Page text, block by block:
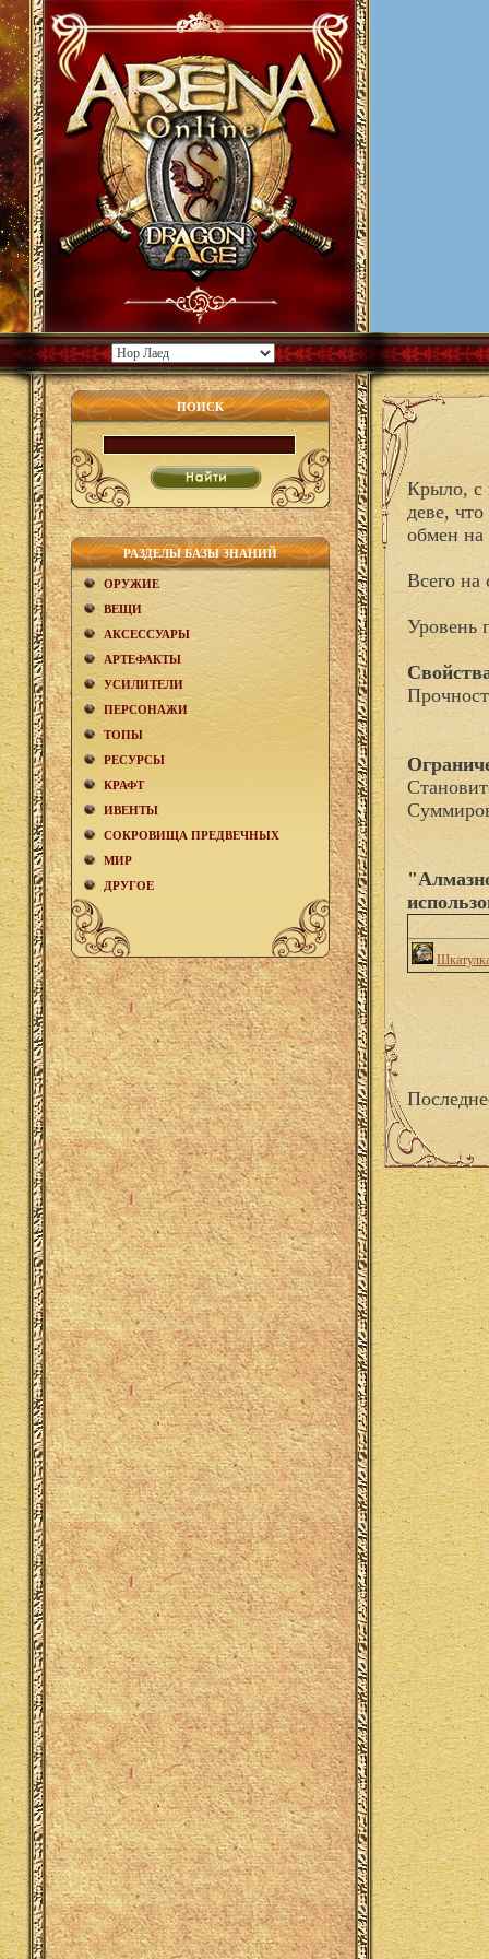
ПОИСК
РАЗДЕЛЫ БАЗЫ ЗНАНИЙ
ОРУЖИЕ
ВЕЩИ
АКCЕСCУАРЫ
АРТЕФАКТЫ
УСИЛИТЕЛИ
ПЕРСОНАЖИ
ТОПЫ
РЕСУРСЫ
КРАФТ
ИВЕНТЫ
СОКРОВИЩА ПРЕДВЕЧНЫХ
МИР
ДРУГОЕ
Крыло, с
деве,
обмен на
Всего на
Уровень